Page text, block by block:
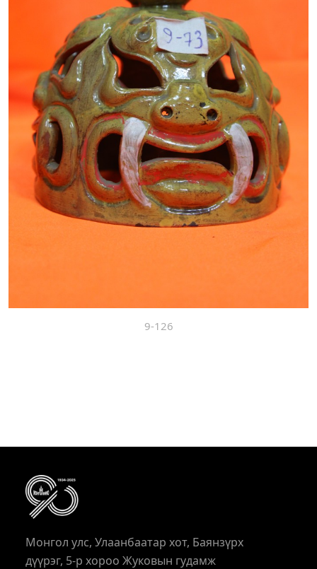
9-126
Монгол улс, Улаанбаатар хот, Баянзүрх
дүүрэг, 5-р хороо Жуковын гудамж